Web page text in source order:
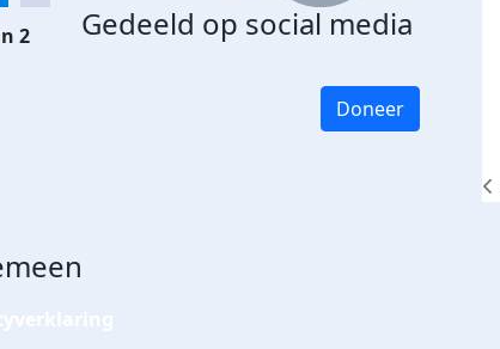
Gedeeld op social media
2
Doneer